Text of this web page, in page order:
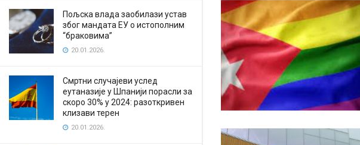
Пољска влада заобилази устав
због мандата ЕУ о истополним
“браковима”
20.01.2026.
Смртни случајеви услед
еутаназије у Шпанији порасли за
скоро 30% у 2024: разоткривен
клизави терен
20.01.2026.